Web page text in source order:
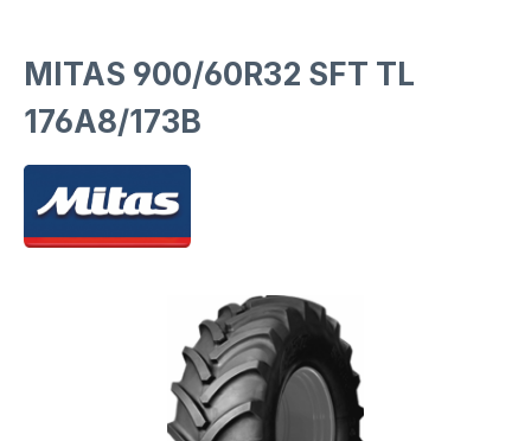
MITAS 900/60R32 SFT TL
176A8/173B
Bildergalerie überspringen